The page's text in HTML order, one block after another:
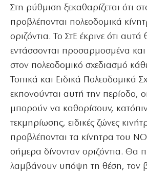
Στη ρύθμιση ξεκαθαρίζεται ότι
προβλέπονται πολεοδομικά
οριζόντια. Το ΣτΕ έκρινε ότι
εντάσσονται προσαρμοσμένα
στον πολεοδομικό σχεδιασμό
Τοπικά και Ειδικά Πολεοδομικά
εκπονούνται αυτή την περίοδο,
μπορούν να καθορίσουν,
τεκμηρίωσης, ειδικές ζώνες
προβλέπονται τα κίνητρα του
σήμερα δίνονταν οριζόντια. Θα
λαμβάνουν υπόψη τη θέση, τον